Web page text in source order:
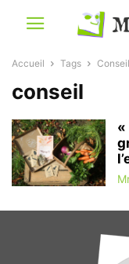
Accueil Tags Conseil
conseil
«